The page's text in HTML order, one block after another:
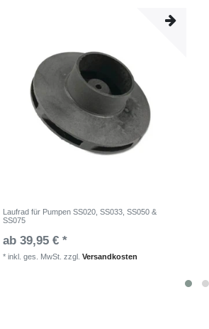
Laufrad für Pumpen SS020, SS033, SS050 &
SS075
ab 39,95 € *
*inkl. ges. MwSt. zzgl.Versandkosten